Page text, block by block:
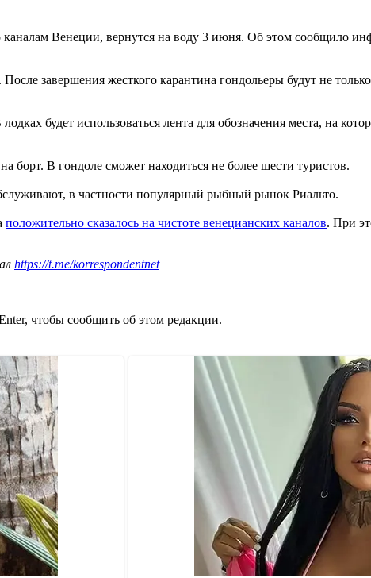
Венеции, вернутся на воду 3 июня. Об этом сообщило
завершения жесткого карантина гондольеры будут не
будет использоваться лента для обозначения места, на
борт. В гондоле сможет находиться не более шести туристов.
в частности популярный рыбный рынок Риальто.
положительно сказалось на чистоте венецианских каналов. При
https://t.me/korrespondentnet
чтобы сообщить об этом редакции.